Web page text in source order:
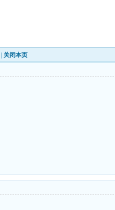
关闭本页